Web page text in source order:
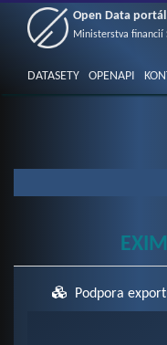
Open Data portál
Ministerstva financií
DATASETY OPENAPI
Podpora